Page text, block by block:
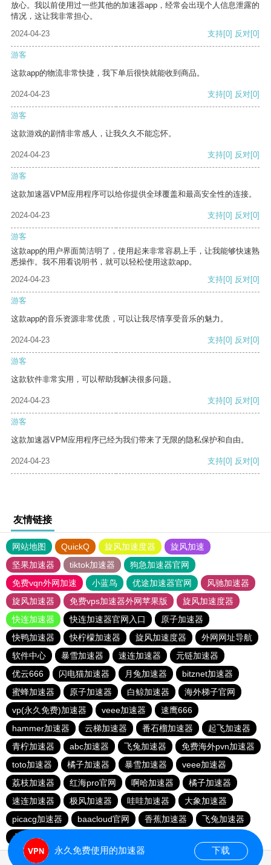
放心。我以前使用过一些其他的加速器app，经常会出现个人信息泄露的
情况，这让我非常担心。
2024-04-23
支持[0] 反对[0]
游客
这款app的物流非常快捷，我下单后很快就能收到商品。
2024-04-23 支持[0] 反对[0]
游客
这款游戏的剧情非常感人，让我久久不能忘怀。
2024-04-23 支持[0] 反对[0]
游客
这款加速器VPM应用程序可以给你提供全球覆盖和最高安全性的连接。
2024-04-23 支持[0] 反对[0]
游客
这款app的用户界面简洁明了，使用起来非常容易上手，让我能够快速熟
悉操作。我不用看说明书，就可以轻松使用这款app。
2024-04-23
支持[0] 反对[0]
游客
这款app的音乐资源非常优质，可以让我尽情享受音乐的魅力。
2024-04-23 支持[0] 反对[0]
游客
这款软件非常实用，可以帮助我解决很多问题。
2024-04-23 支持[0] 反对[0]
游客
这款加速器VPM应用程序已经为我们带来了无限的隐私保护和自由。
2024-04-23 支持[0] 反对[0]
友情链接
网站地图 QuickQ 旋风加速度器
旋风加速
坚果加速器
tiktok加速器
狗急加速器官网
免费vqn外网加速
小蓝鸟 优途加速器官网
风驰加速器
旋风加速器
免费vps加速器外网苹果版
旋风加速度器
快连加速器
快连加速器官网入口
原子加速器
快鸭加速器
快柠檬加速器 旋风加速度器
外网网址导航
软件中心
暴雪加速器 速连加速器
元链加速器
优云666
闪电猫加速器 月兔加速器
bitznet加速器
蜜蜂加速器
原子加速器 白鲸加速器
海外梯子官网
vp(永久免费)加速器
veee加速器
速鹰666
hammer加速器
云梯加速器 番石榴加速器
起飞加速器
青柠加速器
abc加速器 飞兔加速器
免费海外pvn加速器
toto加速器
橘子加速器 暴雪加速器
veee加速器
荔枝加速器
红海pro官网 啊哈加速器
橘子加速器
速连加速器
极风加速器 哇哇加速器
大象加速器
picacg加速器
baacloud官网 香蕉加速器
飞兔加速器
点点加速器
永久免费使用的加速器 下载